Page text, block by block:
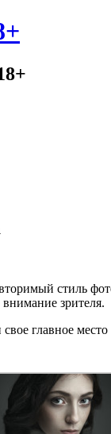
стиль
зрителя.
главное